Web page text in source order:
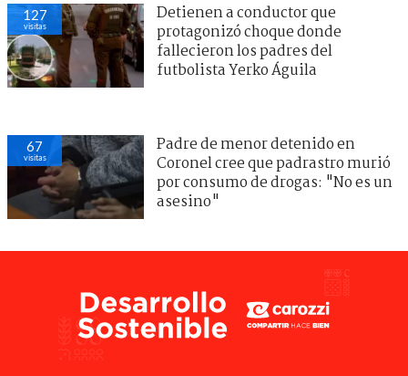
127
visitas
Detienen a conductor que
protagonizó choque donde
fallecieron los padres del
futbolista Yerko Águila
67
visitas
Padre de menor detenido en
Coronel cree que padrastro murió
por consumo de drogas: "No es un
asesino"